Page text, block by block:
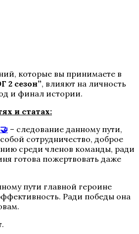
которые вы принимаете в
2 сезон”, влияют на личность
и финал истории.
и статах:
– следование данному пути,
сотрудничество, доброе
среди членов команды, ради
готова пожертвовать даже
пути главной героине
Ради победы она